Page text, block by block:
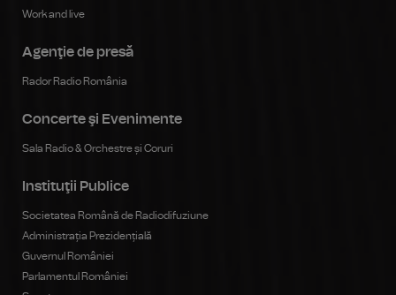
Work and live
Agenţie de presă
Rador Radio România
Concerte şi Evenimente
Sala Radio & Orchestre și Coruri
Instituţii Publice
Societatea Română de Radiodifuziune
Administrația Prezidențială
Guvernul României
Parlamentul României